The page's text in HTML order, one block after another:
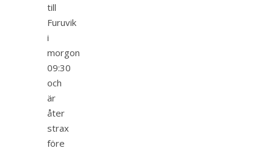
till
Furuvik
i
morgon
09:30
och
är
åter
strax
före